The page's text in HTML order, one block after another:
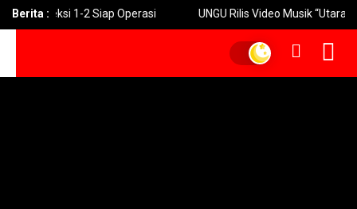
Berita :
Seksi 1-2 Siap Operasi UNGU Rilis Video Musik “Utara-